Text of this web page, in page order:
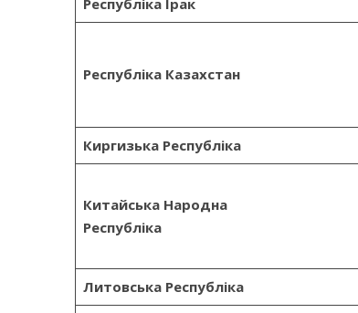
Республіка Ірак
Республіка Казахстан
Киргизька Республіка
Китайська Народна
Республіка
Литовська Республіка